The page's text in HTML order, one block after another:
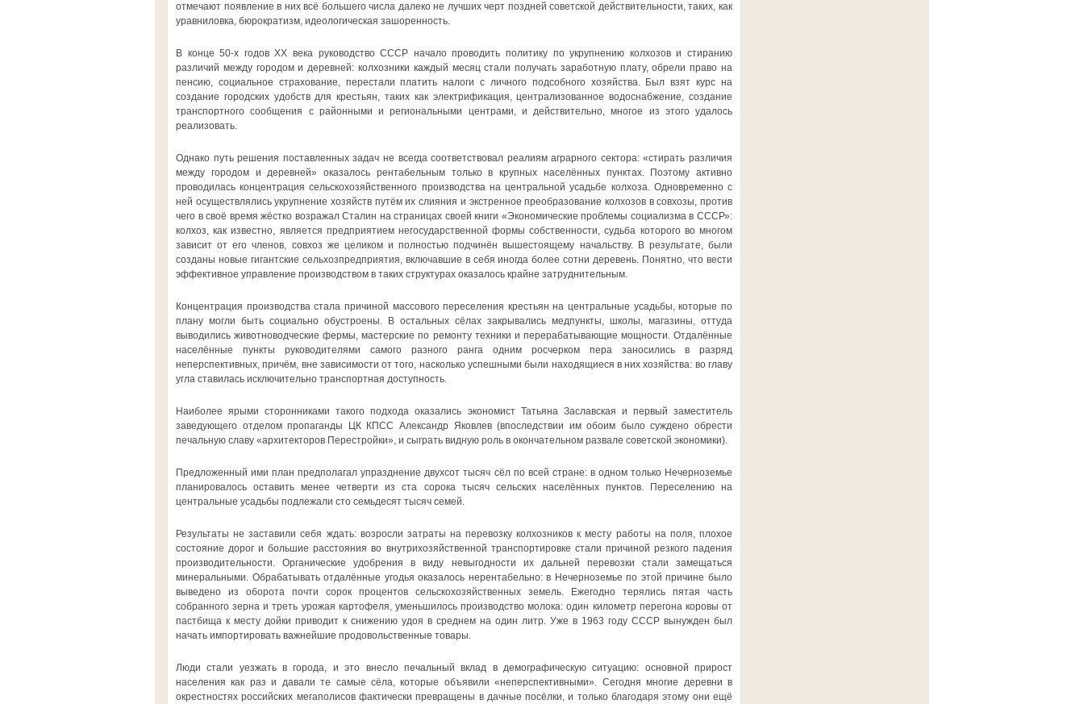
отмечают появление в них всё большего числа далеко не лучших черт поздней советской действительности, таких, как
уравниловка, бюрократизм, идеологическая зашоренность.
В конце 50-х годов ХХ века руководство СССР начало проводить политику по укрупнению колхозов и стиранию
различий между городом и деревней: колхозники каждый месяц стали получать заработную плату, обрели право на
пенсию, социальное страхование, перестали платить налоги с личного подсобного хозяйства. Был взят курс на
создание городских удобств для крестьян, таких как электрификация, централизованное водоснабжение, создание
транспортного сообщения с районными и региональными центрами, и действительно, многое из этого удалось
реализовать.
Однако путь решения поставленных задач не всегда соответствовал реалиям аграрного сектора: «стирать различия
между городом и деревней» оказалось рентабельным только в крупных населённых пунктах. Поэтому активно
проводилась концентрация сельскохозяйственного производства на центральной усадьбе колхоза. Одновременно с
ней осуществлялись укрупнение хозяйств путём их слияния и экстренное преобразование колхозов в совхозы, против
чего в своё время жёстко возражал Сталин на страницах своей книги «Экономические проблемы социализма в СССР»:
колхоз, как известно, является предприятием негосударственной формы собственности, судьба которого во многом
зависит от его членов, совхоз же целиком и полностью подчинён вышестоящему начальству. В результате, были
созданы новые гигантские сельхозпредприятия, включавшие в себя иногда более сотни деревень. Понятно, что вести
эффективное управление производством в таких структурах оказалось крайне затруднительным.
Концентрация производства стала причиной массового переселения крестьян на центральные усадьбы, которые по
плану могли быть социально обустроены. В остальных сёлах закрывались медпункты, школы, магазины, оттуда
выводились животноводческие фермы, мастерские по ремонту техники и перерабатывающие мощности. Отдалённые
населённые пункты руководителями самого разного ранга одним росчерком пера заносились в разряд
неперспективных, причём, вне зависимости от того, насколько успешными были находящиеся в них хозяйства: во главу
угла ставилась исключительно транспортная доступность.
Наиболее ярыми сторонниками такого подхода оказались экономист Татьяна Заславская и первый заместитель
заведующего отделом пропаганды ЦК КПСС Александр Яковлев (впоследствии им обоим было суждено обрести
печальную славу «архитекторов Перестройки», и сыграть видную роль в окончательном развале советской экономики).
Предложенный ими план предполагал упразднение двухсот тысяч сёл по всей стране: в одном только Нечерноземье
планировалось оставить менее четверти из ста сорока тысяч сельских населённых пунктов. Переселению на
центральные усадьбы подлежали сто семьдесят тысяч семей.
Результаты не заставили себя ждать: возросли затраты на перевозку колхозников к месту работы на поля, плохое
состояние дорог и большие расстояния во внутрихозяйственной транспортировке стали причиной резкого падения
производительности. Органические удобрения в виду невыгодности их дальней перевозки стали замещаться
минеральными. Обрабатывать отдалённые угодья оказалось нерентабельно: в Нечерноземье по этой причине было
выведено из оборота почти сорок процентов сельскохозяйственных земель. Ежегодно терялись пятая часть
собранного зерна и треть урожая картофеля, уменьшилось производство молока: один километр перегона коровы от
пастбища к месту дойки приводит к снижению удоя в среднем на один литр. Уже в 1963 году СССР вынужден был
начать импортировать важнейшие продовольственные товары.
Люди стали уезжать в города, и это внесло печальный вклад в демографическую ситуацию: основной прирост
населения как раз и давали те самые сёла, которые объявили «неперспективными». Сегодня многие деревни в
окрестностях российских мегаполисов фактически превращены в дачные посёлки, и только благодаря этому они ещё